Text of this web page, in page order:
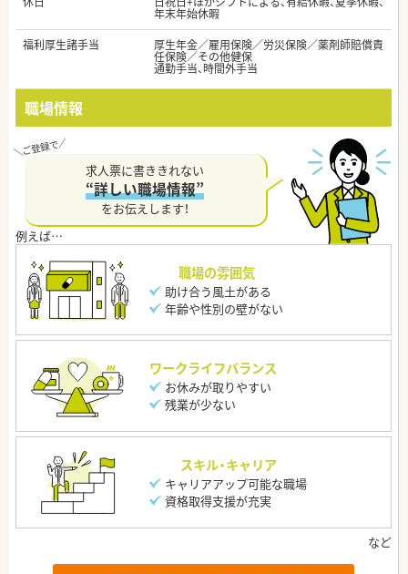
年末年始休暇
福利厚生諸手当
厚生年金／雇用保険／労災保険／薬剤師賠償責
任保険／その他健保
通勤手当、時間外手当
職場情報
求人票に書ききれない
“詳しい職場情報”
をお伝えします！
職場の雰囲気
助け合う風土がある
年齢や性別の壁がない
ワークライフバランス
お休みが取りやすい
残業が少ない
スキル・キャリア
キャリアアップ可能な職場
資格取得支援が充実